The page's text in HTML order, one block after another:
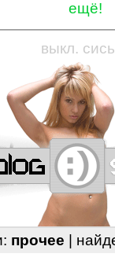
ещё!
—————
выкл.
прочее |